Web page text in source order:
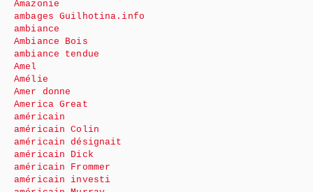
Amazonie
ambages Guilhotina.info
ambiance
Ambiance Bois
ambiance tendue
Amel
Amélie
Amer donne
America Great
américain
américain Colin
américain désignait
américain Dick
américain Frommer
américain investi